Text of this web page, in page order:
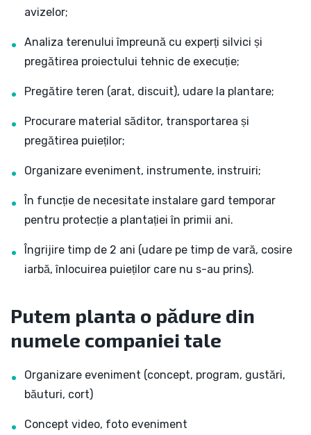
avizelor;
Analiza terenului împreună cu experți silvici și
pregătirea proiectului tehnic de execuție;
Pregătire teren (arat, discuit), udare la plantare;
Procurare material săditor, transportarea și
pregătirea puieților;
Organizare eveniment, instrumente, instruiri;
În funcție de necesitate instalare gard temporar
pentru protecție a plantației în primii ani.
Îngrijire timp de 2 ani (udare pe timp de vară, cosire
iarbă, înlocuirea puieților care nu s-au prins).
Putem planta o pădure din
numele companiei tale
Organizare eveniment (concept, program, gustări,
băuturi, cort)
Concept video, foto eveniment